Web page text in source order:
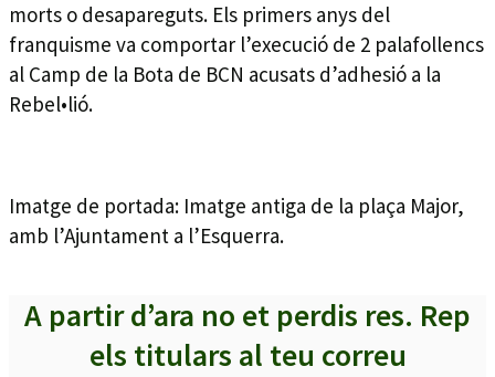
morts o desapareguts. Els primers anys del
franquisme va comportar l’execució de 2 palafollencs
al Camp de la Bota de BCN acusats d’adhesió a la
Rebel•lió.
Imatge de portada: Imatge antiga de la plaça Major,
amb l’Ajuntament a l’Esquerra.
A partir d’ara no et perdis res. Rep
els titulars al teu correu